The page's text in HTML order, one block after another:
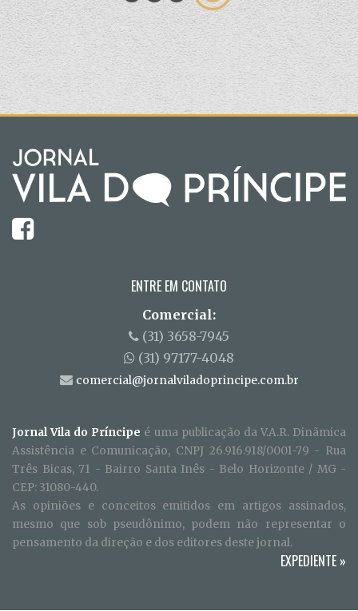
ENTRE EM CONTATO
Comercial:
(31) 3658-7945
(31) 97177-4048
comercial@jornalviladoprincipe.com.br
Jornal Vila do Príncipe é uma publicação da V.A.R. Dinãmica
Assistência e Comunicação, CNPJ 26.916.918/0001-79 - Rua
Três Bicas, 71 - Bairro Santa Inês - Belo Horizonte / MG -
CEP: 31080-440.
As opiniões e conceitos emitidos em artigos assinados,
mesmo que sob pseudônimo, podem não representar o
pensamento da direção e dos editores deste jornal.
EXPEDIENTE »